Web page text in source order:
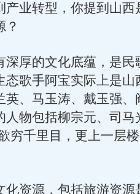
业转型，你提到山西
？
厚的文化底蕴，是民
态歌手阿宝实际上是山
英、马玉涛、戴玉强、
人物包括柳宗元、司马
穷千里目，更上一层
资源，包括旅游资源